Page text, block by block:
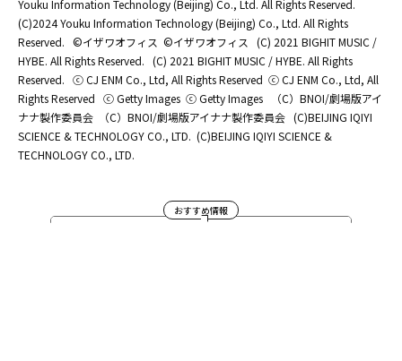
Youku Information Technology (Beijing) Co., Ltd. All Rights Reserved.
(C)2024 Youku Information Technology (Beijing) Co., Ltd. All Rights
Reserved. ©イザワオフィス ©イザワオフィス
(C) 2021 BIGHIT MUSIC /
HYBE. All Rights Reserved. (C) 2021 BIGHIT MUSIC / HYBE. All Rights
Reserved. ⓒ CJ ENM Co., Ltd, All Rights Reserved ⓒ CJ ENM Co., Ltd, All
Rights Reserved ⓒ Getty Images ⓒ Getty Images
（C）BNOI/劇場版アイ
ナナ製作委員会
（C）BNOI/劇場版アイナナ製作委員会 (C)BEIJING IQIYI
SCIENCE & TECHNOLOGY CO., LTD. (C)BEIJING IQIYI SCIENCE &
TECHNOLOGY CO., LTD.
おすすめ情報